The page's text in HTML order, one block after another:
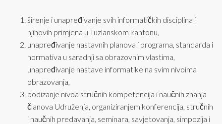
širenje i unapređivanje svih informatičkih disciplina i
njihovih primjena u Tuzlanskom kantonu,
unapređivanje nastavnih planova i programa, standarda i
normativa u saradnji sa obrazovnim vlastima,
unapređivanje nastave informatike na svim nivoima
obrazovanja,
podizanje nivoa stručnih kompetencija i naučnih znanja
članova Udruženja, organiziranjem konferencija, stručnih
i naučnih predavanja, seminara, savjetovanja, simpozija i